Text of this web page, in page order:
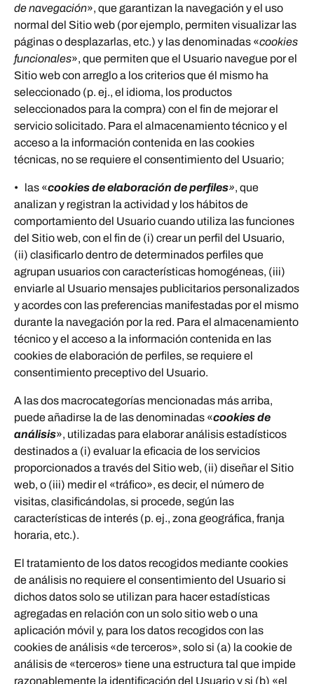
de navegación», que garantizan la navegación y el uso
normal del Sitio web (por ejemplo, permiten visualizar las
páginas o desplazarlas, etc.) y las denominadas «cookies
funcionales», que permiten que el Usuario navegue por el
Sitio web con arreglo a los criterios que él mismo ha
seleccionado (p. ej., el idioma, los productos
seleccionados para la compra) con el fin de mejorar el
servicio solicitado. Para el almacenamiento técnico y el
acceso a la información contenida en las cookies
técnicas, no se requiere el consentimiento del Usuario;
• las «cookies de elaboración de perfiles», que
analizan y registran la actividad y los hábitos de
comportamiento del Usuario cuando utiliza las funciones
del Sitio web, con el fin de (i) crear un perfil del Usuario,
(ii) clasificarlo dentro de determinados perfiles que
agrupan usuarios con características homogéneas, (iii)
enviarle al Usuario mensajes publicitarios personalizados
y acordes con las preferencias manifestadas por el mismo
durante la navegación por la red. Para el almacenamiento
técnico y el acceso a la información contenida en las
cookies de elaboración de perfiles, se requiere el
consentimiento preceptivo del Usuario.
A las dos macrocategorías mencionadas más arriba,
puede añadirse la de las denominadas «cookies de
análisis», utilizadas para elaborar análisis estadísticos
destinados a (i) evaluar la eficacia de los servicios
proporcionados a través del Sitio web, (ii) diseñar el Sitio
web, o (iii) medir el «tráfico», es decir, el número de
visitas, clasificándolas, si procede, según las
características de interés (p. ej., zona geográfica, franja
horaria, etc.).
El tratamiento de los datos recogidos mediante cookies
de análisis no requiere el consentimiento del Usuario si
dichos datos solo se utilizan para hacer estadísticas
agregadas en relación con un solo sitio web o una
aplicación móvil y, para los datos recogidos con las
cookies de análisis «de terceros», solo si (a) la cookie de
análisis de «terceros» tiene una estructura tal que impide
razonablemente la identificación del Usuario y si (b) «el